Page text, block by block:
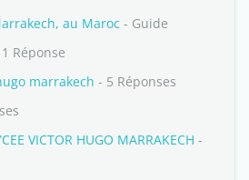
au Maroc - Guide
Réponse
marrakech - 5 Réponses
VICTOR HUGO MARRAKECH -